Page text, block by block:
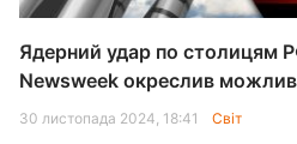
Ядерний удар по столицям
Newsweek окреслив
30 листопада 2024, 18:41 Світ